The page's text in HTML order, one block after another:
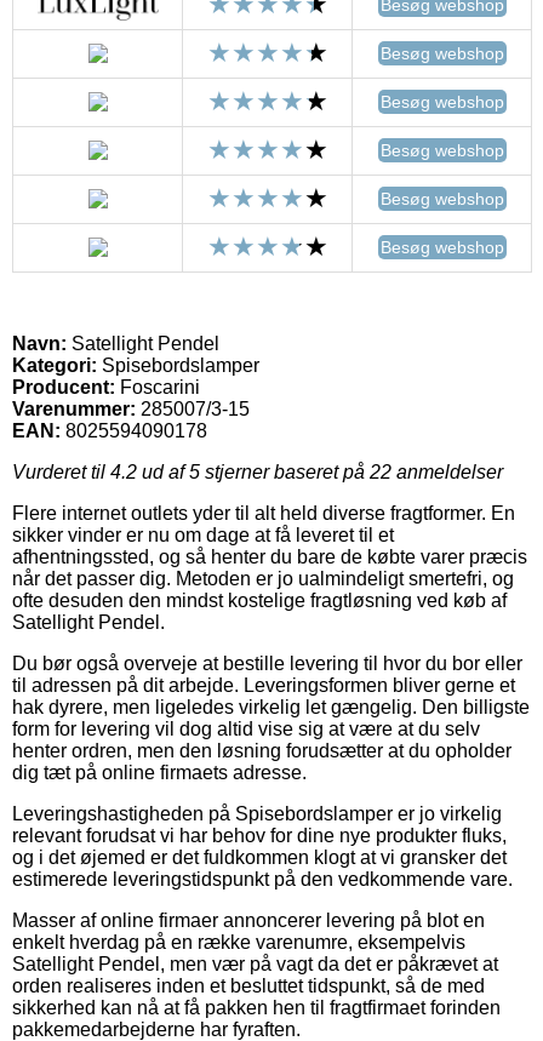
Besøg webshop
Besøg webshop
Besøg webshop
Besøg webshop
Besøg webshop
Besøg webshop
Navn: Satellight Pendel
Kategori: Spisebordslamper
Producent: Foscarini
Varenummer: 285007/3-15
EAN: 8025594090178
Vurderet til 4.2 ud af 5 stjerner baseret på 22 anmeldelser
Flere internet outlets yder til alt held diverse fragtformer. En
sikker vinder er nu om dage at få leveret til et
afhentningssted, og så henter du bare de købte varer præcis
når det passer dig. Metoden er jo ualmindeligt smertefri, og
ofte desuden den mindst kostelige fragtløsning ved køb af
Satellight Pendel.
Du bør også overveje at bestille levering til hvor du bor eller
til adressen på dit arbejde. Leveringsformen bliver gerne et
hak dyrere, men ligeledes virkelig let gængelig. Den billigste
form for levering vil dog altid vise sig at være at du selv
henter ordren, men den løsning forudsætter at du opholder
dig tæt på online firmaets adresse.
Leveringshastigheden på Spisebordslamper er jo virkelig
relevant forudsat vi har behov for dine nye produkter fluks,
og i det øjemed er det fuldkommen klogt at vi gransker det
estimerede leveringstidspunkt på den vedkommende vare.
Masser af online firmaer annoncerer levering på blot en
enkelt hverdag på en række varenumre, eksempelvis
Satellight Pendel, men vær på vagt da det er påkrævet at
orden realiseres inden et besluttet tidspunkt, så de med
sikkerhed kan nå at få pakken hen til fragtfirmaet forinden
pakkemedarbejderne har fyraften.